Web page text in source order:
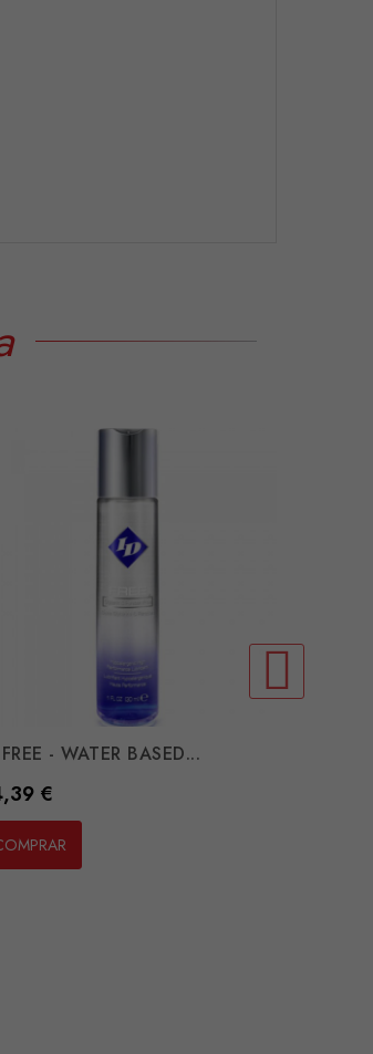
- WATER BASED...
€